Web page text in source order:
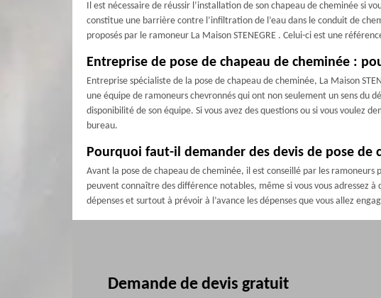
Il est nécessaire de réussir l’installation de son chapeau de cheminée si
constitue une barrière contre l’infiltration de l’eau dans le conduit de
proposés par le ramoneur La Maison STENEGRE . Celui-ci est une
Entreprise de pose de chapeau de cheminée :
Entreprise spécialiste de la pose de chapeau de cheminée, La Maison
une équipe de ramoneurs chevronnés qui ont non seulement un sens du
disponibilité de son équipe. Si vous avez des questions ou si vous voulez
bureau.
Pourquoi faut-il demander des devis de pose de
Avant la pose de chapeau de cheminée, il est conseillé par les
peuvent connaître des différence notables, même si vous vous adressez
dépenses et surtout à prévoir à l’avance les dépenses que vous allez
Demande de devis gratuit